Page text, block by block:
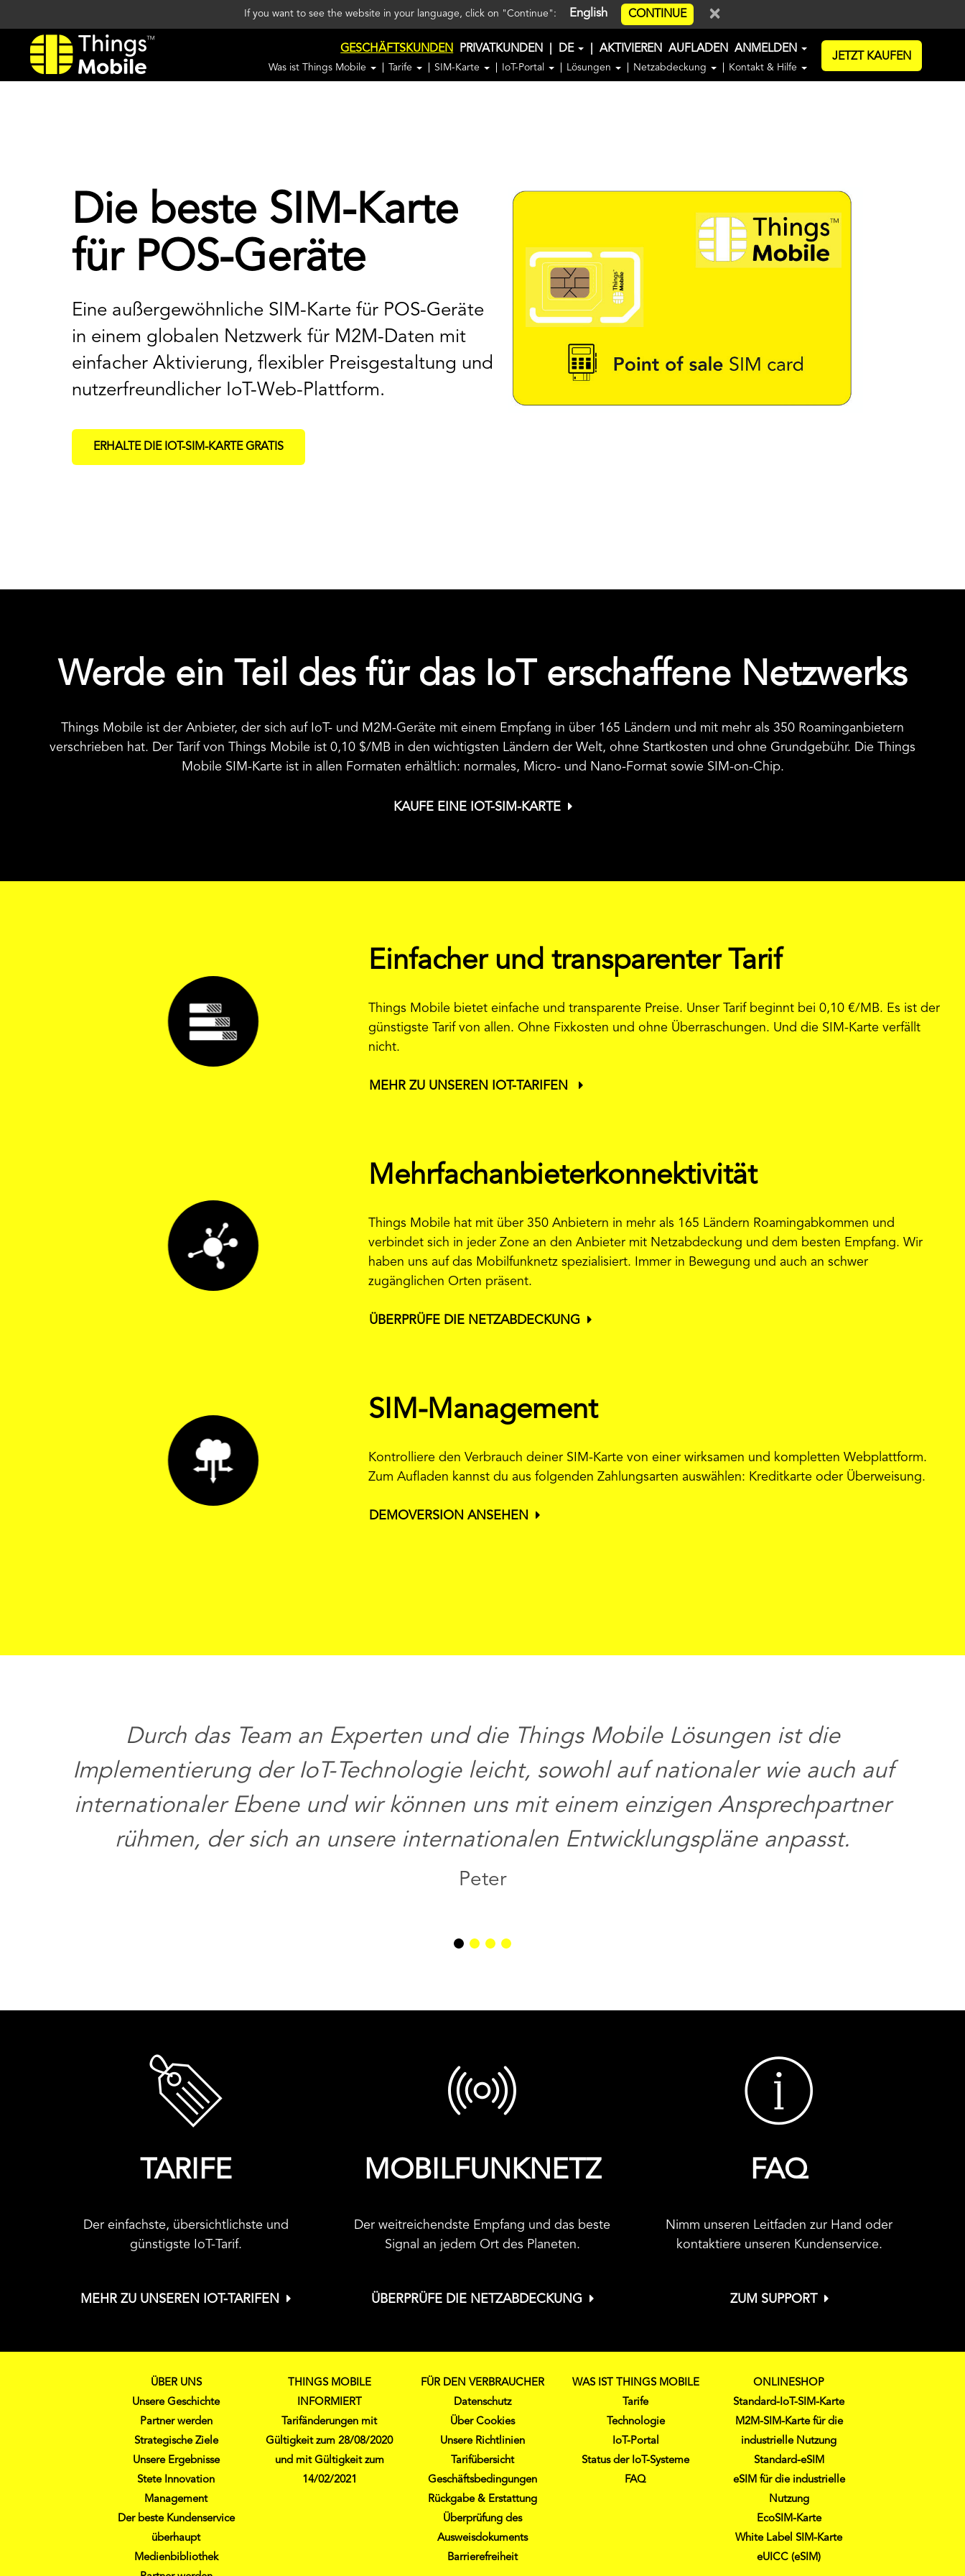
If you want to see the website in your language, click on "Continue": English CONTINUE ×
GESCHÄFTSKUNDEN PRIVATKUNDEN DE AKTIVIEREN AUFLADEN ANMELDEN
Was ist Things Mobile Tarife SIM-Karte IoT-Portal Lösungen Netzabdeckung Kontakt & Hilfe
JETZT KAUFEN
Die beste SIM-Karte
für POS-Geräte
Eine außergewöhnliche SIM-Karte für POS-Geräte
in einem globalen Netzwerk für M2M-Daten mit
einfacher Aktivierung, flexibler Preisgestaltung und
nutzerfreundlicher IoT-Web-Plattform.
ERHALTE DIE IOT-SIM-KARTE GRATIS
Werde ein Teil des für das IoT erschaffene Netzwerks
Things Mobile ist der Anbieter, der sich auf IoT- und M2M-Geräte mit einem Empfang in über 165 Ländern und mit mehr als 350 Roaminganbietern
verschrieben hat. Der Tarif von Things Mobile ist 0,10 $/MB in den wichtigsten Ländern der Welt, ohne Startkosten und ohne Grundgebühr. Die Things
Mobile SIM-Karte ist in allen Formaten erhältlich: normales, Micro- und Nano-Format sowie SIM-on-Chip.
KAUFE EINE IOT-SIM-KARTE
Einfacher und transparenter Tarif
Things Mobile bietet einfache und transparente Preise. Unser Tarif beginnt bei 0,10 €/MB. Es ist der
günstigste Tarif von allen. Ohne Fixkosten und ohne Überraschungen. Und die SIM-Karte verfällt
nicht.
MEHR ZU UNSEREN IOT-TARIFEN
Mehrfachanbieterkonnektivität
Things Mobile hat mit über 350 Anbietern in mehr als 165 Ländern Roamingabkommen und
verbindet sich in jeder Zone an den Anbieter mit Netzabdeckung und dem besten Empfang. Wir
haben uns auf das Mobilfunknetz spezialisiert. Immer in Bewegung und auch an schwer
zugänglichen Orten präsent.
ÜBERPRÜFE DIE NETZABDECKUNG
SIM-Management
Kontrolliere den Verbrauch deiner SIM-Karte von einer wirksamen und kompletten Webplattform.
Zum Aufladen kannst du aus folgenden Zahlungsarten auswählen: Kreditkarte oder Überweisung.
DEMOVERSION ANSEHEN
Durch das Team an Experten und die Things Mobile Lösungen ist die
Implementierung der IoT-Technologie leicht, sowohl auf nationaler wie auch auf
internationaler Ebene und wir können uns mit einem einzigen Ansprechpartner
rühmen, der sich an unsere internationalen Entwicklungspläne anpasst.
Peter
TARIFE
Der einfachste, übersichtlichste und
günstigste IoT-Tarif.
MEHR ZU UNSEREN IOT-TARIFEN
MOBILFUNKNETZ
Der weitreichendste Empfang und das beste
Signal an jedem Ort des Planeten.
ÜBERPRÜFE DIE NETZABDECKUNG
FAQ
Nimm unseren Leitfaden zur Hand oder
kontaktiere unseren Kundenservice.
ZUM SUPPORT
ÜBER UNS
Unsere Geschichte
Partner werden
Strategische Ziele
Unsere Ergebnisse
Stete Innovation
Management
Der beste Kundenservice
überhaupt
Medienbibliothek
THINGS MOBILE
INFORMIERT
Tarifänderungen mit
Gültigkeit zum 28/08/2020
und mit Gültigkeit zum
14/02/2021
FÜR DEN VERBRAUCHER
Datenschutz
Über Cookies
Unsere Richtlinien
Tarifübersicht
Geschäftsbedingungen
Rückgabe & Erstattung
Überprüfung des
Ausweisdokuments
Barrierefreiheit
WAS IST THINGS MOBILE
Tarife
Technologie
IoT-Portal
Status der IoT-Systeme
FAQ
ONLINESHOP
Standard-IoT-SIM-Karte
M2M-SIM-Karte für die
industrielle Nutzung
Standard-eSIM
eSIM für die industrielle
Nutzung
EcoSIM-Karte
White Label SIM-Karte
eUICC (eSIM)